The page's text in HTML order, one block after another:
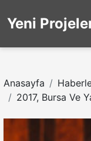
Yeni
Anasayfa
2017, Bursa Ve